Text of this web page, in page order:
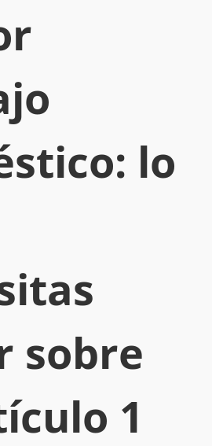
lo
sobre
1